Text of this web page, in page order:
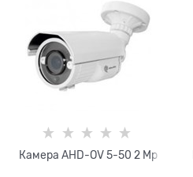
Камера AHD-OV 5-50 2 Mp